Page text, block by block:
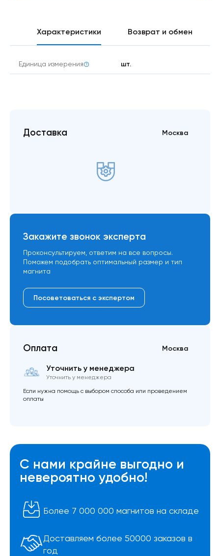
Характеристики Возврат и обмен
Единица измерения шт.
Доставка Москва
Закажите звонок эксперта
Проконсультируем, ответим на все вопросы.
Поможем подобрать оптимальный размер и тип
магнита
Посоветоваться с экспертом
Оплата Москва
Уточнить у менеджера
Уточнить у менеджера
Если нужна помощь с выбором способа или проведением
оплаты
С нами крайне выгодно и
невероятно удобно!
Более 7 000 000 магнитов на складе
Доставляем более 50000 заказов в
год